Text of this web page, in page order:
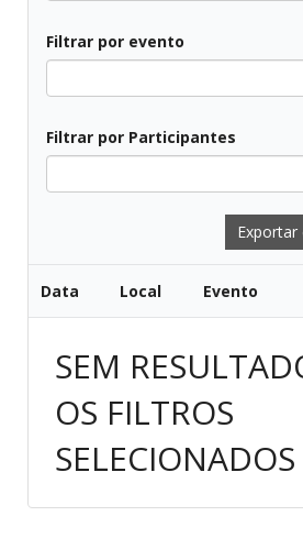
Filtrar por evento
Filtrar por Participantes
Exportar
Data Local Evento
SEM
OS FILTROS
SELECIONADOS